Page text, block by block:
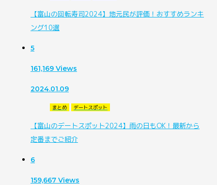
【富山の回転寿司2024】地元民が評価！おすすめランキ
ング10選
5
161,169 Views
2024.01.09
まとめ デートスポット
【富山のデートスポット2024】雨の日もOK！最新から
定番までご紹介
6
159,667 Views